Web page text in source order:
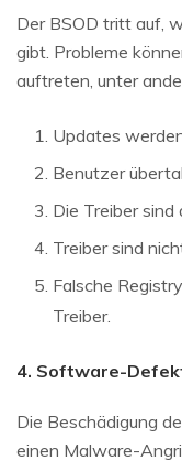
Der BSOD tritt auf,
gibt. Probleme
auftreten, unter
Updates
Benutzer
Die Treiber sind
Treiber sind
Falsche
Treiber.
4. Software-
Die Beschädigung
einen Malware-